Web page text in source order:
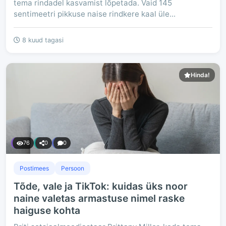
tema rindadel kasvamist lõpetada. Vaid 145
sentimeetri pikkuse naise rindkere kaal üle...
8 kuud tagasi
Hinda!
76 0 0
Postimees Persoon
Tõde, vale ja TikTok: kuidas üks noor
naine valetas armastuse nimel raske
haiguse kohta